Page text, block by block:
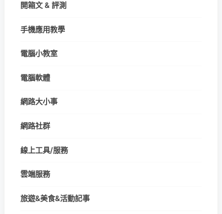
開箱文 & 評測
手機應用教學
電腦小教室
電腦軟體
網路大小事
網路社群
線上工具/服務
雲端服務
旅遊&美食&活動記事